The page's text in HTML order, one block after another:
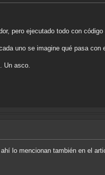
pero ejecutado todo con código
uno se imagine qué pasa con
Un asco.
lo mencionan también en el